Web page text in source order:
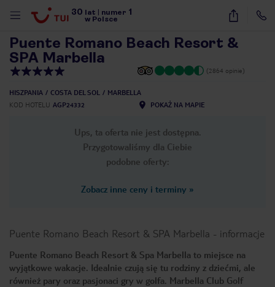
30 lat numer 1
w Polsce
54
Puente Romano Beach Resort &
SPA Marbella
(2864 opinie)
HISZPANIA COSTA DEL SOL
MARBELLA
KOD HOTELU AGP24332 POKAŻ NA MAPIE
Ups, ta oferta nie jest dostępna.
Przygotowaliśmy dla Ciebie
podobne oferty:
Zobacz inne ceny i terminy »
Puente Romano Beach Resort & SPA Marbella - informacje
Puente Romano Beach Resort & Spa Marbella to miejsce na
wyjątkowe wakacje. Idealnie czują się tu rodziny z dziećmi, ale
również pary oraz pasjonaci gry w golfa. Marbella Club Golf